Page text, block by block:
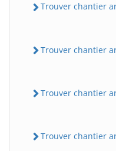
Trouver chantier
Trouver chantier
Trouver chantier
Trouver chantier